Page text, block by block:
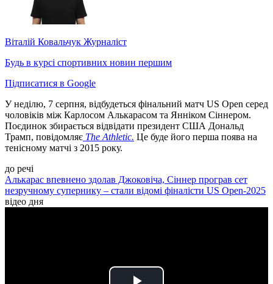
Віталій Ковальчук Журналіст
Будь в курсі спортивних новин першим
Підписатися в Google
У неділю, 7 серпня, відбудеться фінальний матч US Open серед
чоловіків між Карлосом Алькарасом та Янніком Сіннером.
Поєдинок збирається відвідати президент США Дональд
Трамп, повідомляє The Athletic. Це буде його перша поява на
тенісному матчі з 2015 року.
до речі
Алькарас впевнено здолав Джоковіча, Сіннер програв сет
незручному супернику – стали відомі фіналісти US Open-2025
відео дня